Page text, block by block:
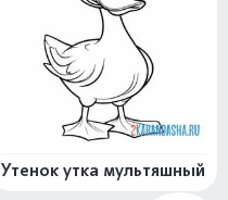
Утенок утка мультяшный